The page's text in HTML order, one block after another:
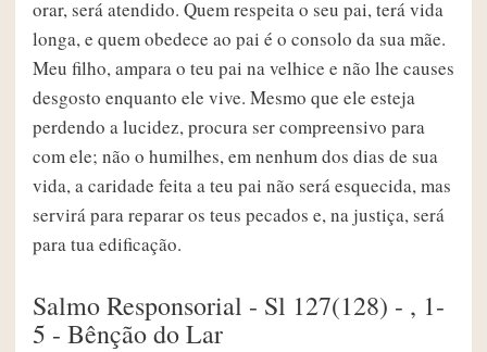
orar, será atendido. Quem respeita o seu pai, terá vida
longa, e quem obedece ao pai é o consolo da sua mãe.
Meu filho, ampara o teu pai na velhice e não lhe causes
desgosto enquanto ele vive. Mesmo que ele esteja
perdendo a lucidez, procura ser compreensivo para
com ele; não o humilhes, em nenhum dos dias de sua
vida, a caridade feita a teu pai não será esquecida, mas
servirá para reparar os teus pecados e, na justiça, será
para tua edificação.
Salmo Responsorial - Sl 127(128) - , 1-
5 - Bênção do Lar